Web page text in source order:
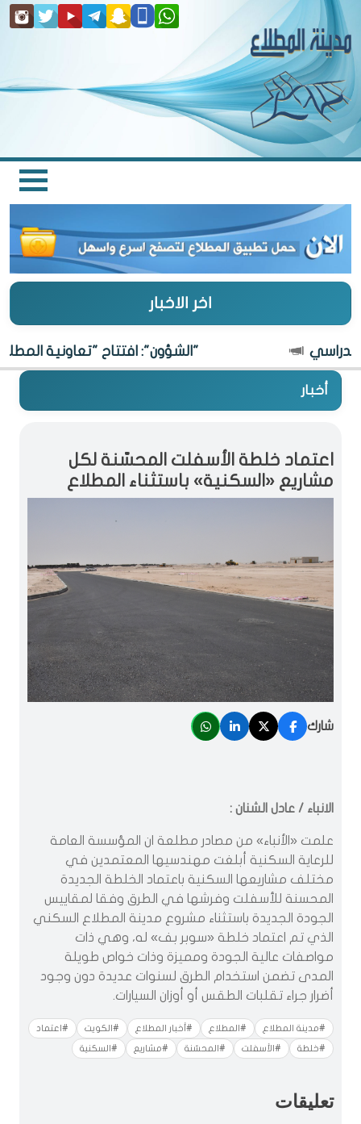
اخر الاخبار
"الشؤون": افتتاح "تعاونية المطلاع" 27 أغسطس
أخبار
اعتماد خلطة الأسفلت المحسّنة لكل
مشاريع «السكنية» باستثناء المطلاع
شارك
الانباء / عادل الشنان :
علمت «الأنباء» من مصادر مطلعة ان المؤسسة العامة
للرعاية السكنية أبلغت مهندسيها المعتمدين في
مختلف مشاريعها السكنية باعتماد الخلطة الجديدة
المحسنة للأسفلت وفرشها في الطرق وفقا لمقاييس
الجودة الجديدة باستثناء مشروع مدينة المطلاع السكني
الذي تم اعتماد خلطة «سوبر بف» له، وهي ذات
مواصفات عالية الجودة ومميزة وذات خواص طويلة
المدى تضمن استخدام الطرق لسنوات عديدة دون وجود
أضرار جراء تقلبات الطقس أو أوزان السيارات.
#مدينة المطلاع #المطلاع #أخبار المطلاع #الكويت #اعتماد
#خلطة #الأسفلت #المحسّنة #مشاريع #السكنية
تعليقات